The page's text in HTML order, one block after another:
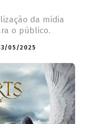
da mídia
o público.
05/2025